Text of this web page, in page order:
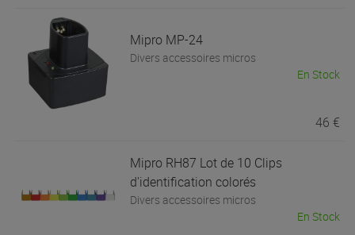
Divers accessoires micros
Mipro MP-24
En Stock
46 €
Divers accessoires micros
Mipro RH87 Lot de 10 Clips
d'identification colorés
En Stock